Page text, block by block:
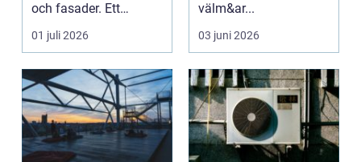
och fasader. Ett
genomtänkt
måleriarbet...
01 juli 2026
välm&ar...
03 juni 2026